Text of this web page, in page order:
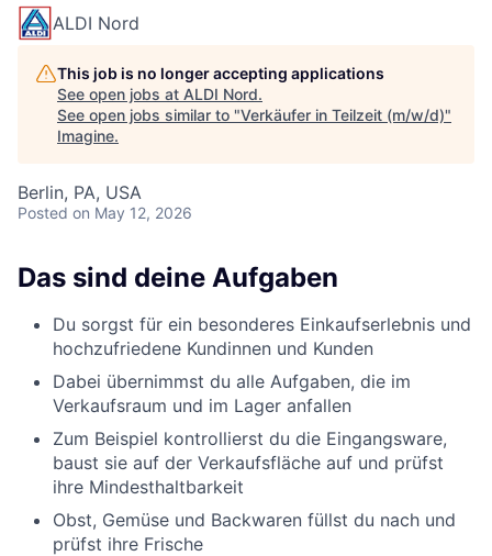
ALDI Nord
This job is no longer accepting applications
See open jobs at ALDI Nord.
See open jobs similar to "Verkäufer in Teilzeit (m/w/d)"
Imagine.
Berlin, PA, USA
Posted on May 12, 2026
Das sind deine Aufgaben
Du sorgst für ein besonderes Einkaufserlebnis und
hochzufriedene Kundinnen und Kunden
Dabei übernimmst du alle Aufgaben, die im
Verkaufsraum und im Lager anfallen
Zum Beispiel kontrollierst du die Eingangsware,
baust sie auf der Verkaufsfläche auf und prüfst
ihre Mindesthaltbarkeit
Obst, Gemüse und Backwaren füllst du nach und
prüfst ihre Frische